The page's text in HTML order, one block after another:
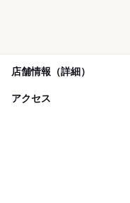
店舗情報（詳細）
アクセス